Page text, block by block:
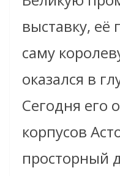
выставку, её
саму
оказался в
Сегодня его
корпусов
просторный